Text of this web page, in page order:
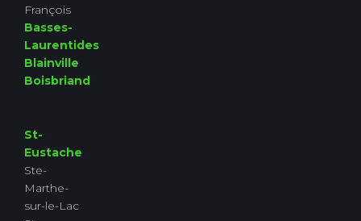
François
Basses-
Laurentides
Blainville
Boisbriand
St-
Eustache
Ste-
Marthe-
sur-le-Lac